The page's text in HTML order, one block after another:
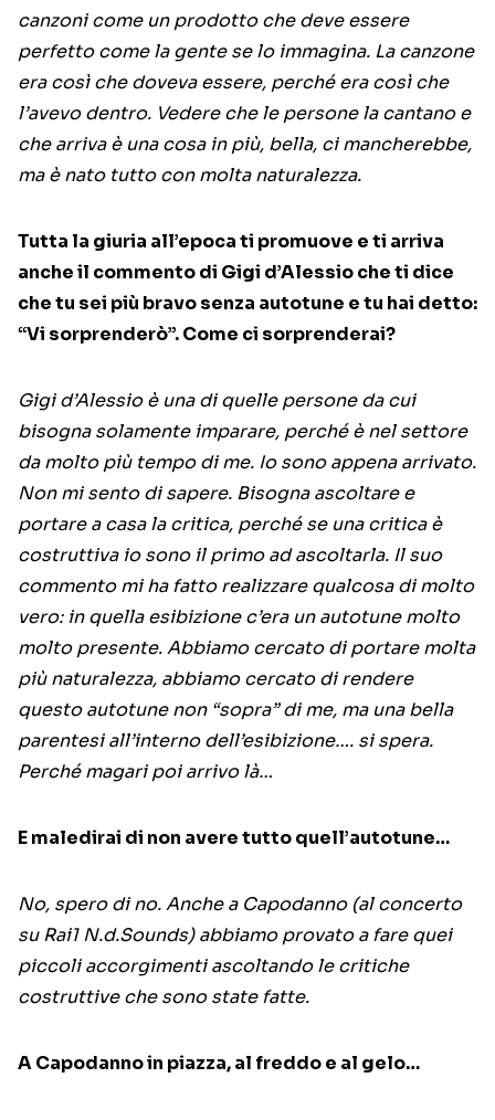
canzoni come un prodotto che deve essere
perfetto come la gente se lo immagina. La canzone
era così che doveva essere, perché era così che
l’avevo dentro. Vedere che le persone la cantano e
che arriva è una cosa in più, bella, ci mancherebbe,
ma è nato tutto con molta naturalezza.
Tutta la giuria all’epoca ti promuove e ti arriva
anche il commento di Gigi d’Alessio che ti dice
che tu sei più bravo senza autotune e tu hai detto:
“Vi sorprenderò”. Come ci sorprenderai?
Gigi d’Alessio è una di quelle persone da cui
bisogna solamente imparare, perché è nel settore
da molto più tempo di me. Io sono appena arrivato.
Non mi sento di sapere. Bisogna ascoltare e
portare a casa la critica, perché se una critica è
costruttiva io sono il primo ad ascoltarla. Il suo
commento mi ha fatto realizzare qualcosa di molto
vero: in quella esibizione c’era un autotune molto
molto presente. Abbiamo cercato di portare molta
più naturalezza, abbiamo cercato di rendere
questo autotune non “sopra” di me, ma una bella
parentesi all’interno dell’esibizione…. si spera.
Perché magari poi arrivo là…
E maledirai di non avere tutto quell’autotune…
No, spero di no. Anche a Capodanno (al concerto
su Rai1 N.d.Sounds) abbiamo provato a fare quei
piccoli accorgimenti ascoltando le critiche
costruttive che sono state fatte.
A Capodanno in piazza, al freddo e al gelo…